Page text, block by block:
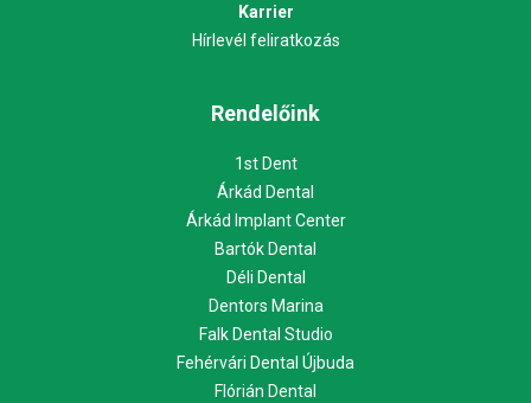
Karrier
Hírlevél feliratkozás
Rendelőink
1st Dent
Árkád Dental
Árkád Implant Center
Bartók Dental
Déli Dental
Dentors Marina
Falk Dental Studio
Fehérvári Dental Újbuda
Flórián Dental